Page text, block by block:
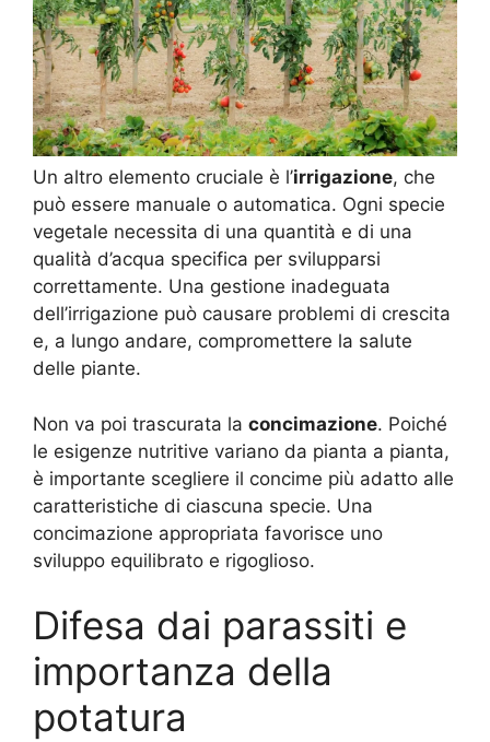
Un altro elemento cruciale è l’irrigazione, che
può essere manuale o automatica. Ogni specie
vegetale necessita di una quantità e di una
qualità d’acqua specifica per svilupparsi
correttamente. Una gestione inadeguata
dell’irrigazione può causare problemi di crescita
e, a lungo andare, compromettere la salute
delle piante.
Non va poi trascurata la concimazione. Poiché
le esigenze nutritive variano da pianta a pianta,
è importante scegliere il concime più adatto alle
caratteristiche di ciascuna specie. Una
concimazione appropriata favorisce uno
sviluppo equilibrato e rigoglioso.
Difesa dai parassiti e
importanza della
potatura